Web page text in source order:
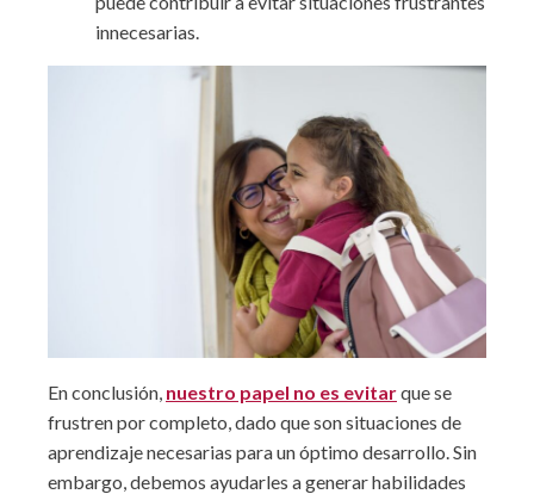
innecesarias.
En conclusión, nuestro papel no es evitarque se
frustren por completo, dado que son situaciones de
aprendizaje necesarias para un óptimo desarrollo. Sin
embargo, debemos ayudarles a generar habilidades